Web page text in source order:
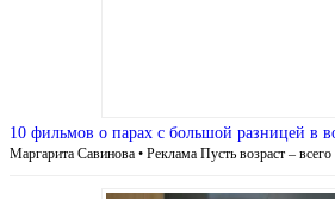
10 фильмов о парах с большой разницей в
Маргарита Савинова • Реклама Пусть возраст –